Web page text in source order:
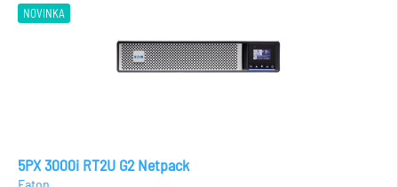
NOVINKA
5PX 3000i RT2U G2 Netpack